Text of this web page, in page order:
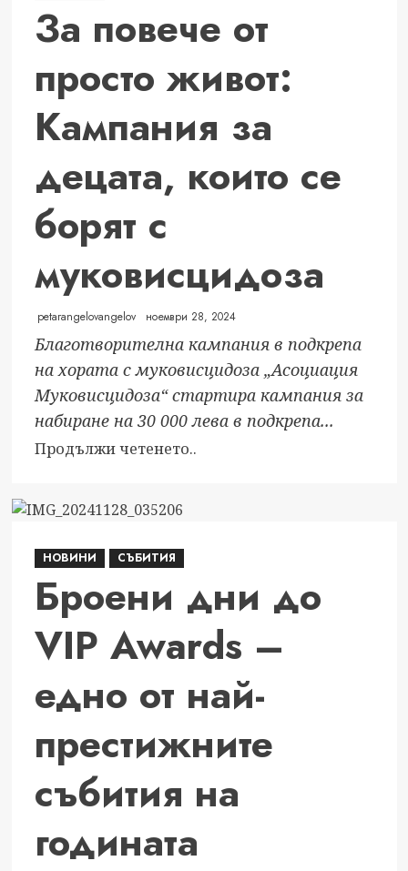
Fibank
на
награди
Awards
За повече от
просто живот:
Кампания за
децата, които се
борят с
муковисцидоза
petarangelovangelov ноември 28, 2024
Благотворителна кампания в подкрепа
на хората с муковисцидоза „Асоциация
Муковисцидоза“ стартира кампания за
набиране на 30 000 лева в подкрепа...
Продължи четенето..Read
живот:
Кампания
за
децата,
които
борят
муковисцидоза
НОВИНИ СЪБИТИЯ
Броени дни до
VIP Awards –
едно от най-
престижните
събития на
годината